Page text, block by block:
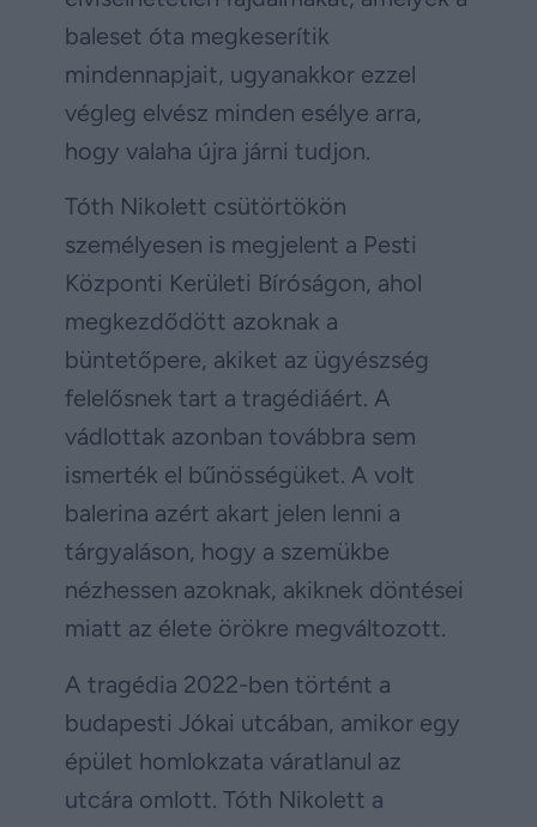
baleset óta megkeserítik
mindennapjait, ugyanakkor ezzel
végleg elvész minden esélye arra,
hogy valaha újra járni tudjon.
Tóth Nikolett csütörtökön
személyesen is megjelent a Pesti
Központi Kerületi Bíróságon, ahol
megkezdődött azoknak a
büntetőpere, akiket az ügyészség
felelősnek tart a tragédiáért. A
vádlottak azonban továbbra sem
ismerték el bűnösségüket. A volt
balerina azért akart jelen lenni a
tárgyaláson, hogy a szemükbe
nézhessen azoknak, akiknek döntései
miatt az élete örökre megváltozott.
A tragédia 2022-ben történt a
budapesti Jókai utcában, amikor egy
épület homlokzata váratlanul az
utcára omlott. Tóth Nikolett a